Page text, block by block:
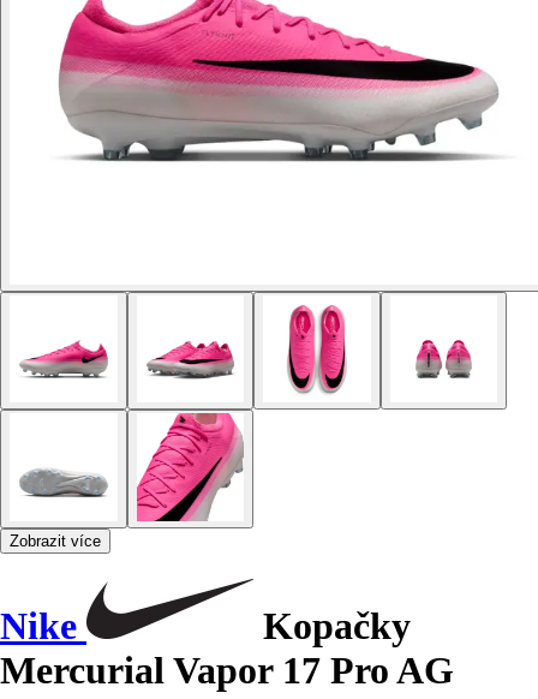
Zobrazit více
Nike
Kopačky
Mercurial Vapor 17 Pro AG